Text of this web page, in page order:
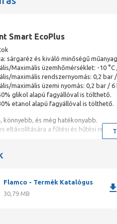
Smart EcoPlus
sárgaréz és kiváló minőségű műanyag.
Maximális üzemhőmérséklet: -10 °C
maximális rendszernyomás: 0,2 bar /
maximális üzemi nyomás: 0,2 bar / 6
glikol alapú fagyállóval is tölthető.
etanol alapú fagyállóval is tölthető.
könnyebb, és még hatékonyabb.
eltávolítására a fűtési és hűtési
és az áramlási
teljesítmény a hagyományos levegő
csővezetékhez
veszteség mellett.Egyenletes
Flamco - Termék Katalógus
30,79 MB
download